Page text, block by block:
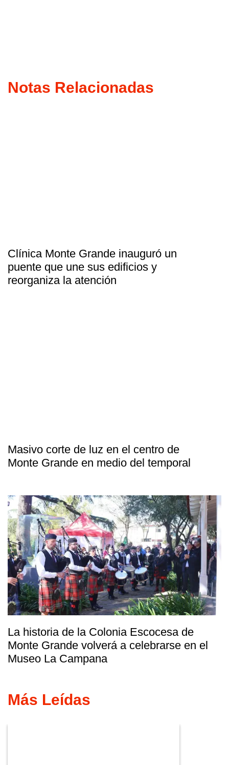
Notas Relacionadas
Clínica Monte Grande inauguró un
puente que une sus edificios y
reorganiza la atención
Masivo corte de luz en el centro de
Monte Grande en medio del temporal
La historia de la Colonia Escocesa de
Monte Grande volverá a celebrarse en el
Museo La Campana
Más Leídas